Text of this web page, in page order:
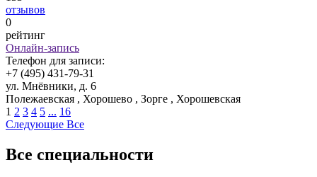
отзывов
0
рейтинг
Онлайн-запись
Телефон для записи:
+7 (495) 431-79-31
ул. Мнёвники, д. 6
Полежаевская , Хорошево , Зорге , Хорошевская
1 2 3 4 5 ... 16
Следующие Все
Все специальности